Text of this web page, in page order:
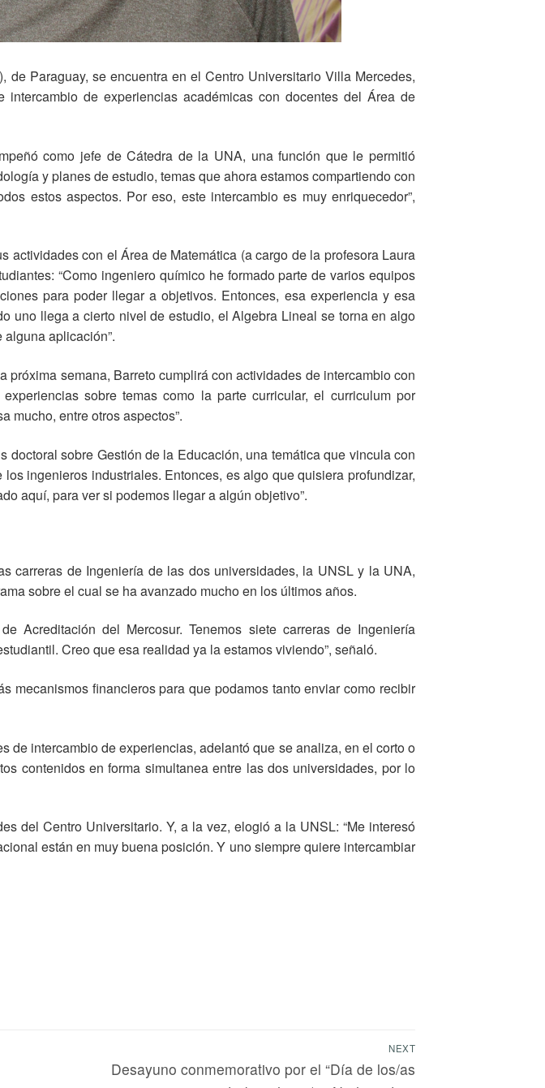
Paraguay, se encuentra en el Centro Universitario Villa Mercedes,
de experiencias académicas con docentes del Área de
como jefe de Cátedra de la UNA, una función que le permitió
y planes de estudio, temas que ahora estamos compartiendo con
estos aspectos. Por eso, este intercambio es muy enriquecedor”,
con el Área de Matemática (a cargo de la profesora Laura
“Como ingeniero químico he formado parte de varios equipos
para poder llegar a objetivos. Entonces, esa experiencia y esa
uno llega a cierto nivel de estudio, el Algebra Lineal se torna en algo
aplicación”.
semana, Barreto cumplirá con actividades de intercambio con
sobre temas como la parte curricular, el curriculum por
mucho, entre otros aspectos”.
sobre Gestión de la Educación, una temática que vincula con
ingenieros industriales. Entonces, es algo que quisiera profundizar,
aquí, para ver si podemos llegar a algún objetivo”.
carreras de Ingeniería de las dos universidades, la UNSL y la UNA,
sobre el cual se ha avanzado mucho en los últimos años.
Acreditación del Mercosur. Tenemos siete carreras de Ingeniería
Creo que esa realidad ya la estamos viviendo”, señaló.
mecanismos financieros para que podamos tanto enviar como recibir
intercambio de experiencias, adelantó que se analiza, en el corto o
contenidos en forma simultanea entre las dos universidades, por lo
del Centro Universitario. Y, a la vez, elogió a la UNSL: “Me interesó
están en muy buena posición. Y uno siempre quiere intercambiar
NEXT
Desayuno conmemorativo por el “Día de los/as